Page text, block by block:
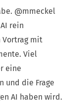
@mmeckel
rein
mit
Viel
eine
und die Frage
AI haben wird.